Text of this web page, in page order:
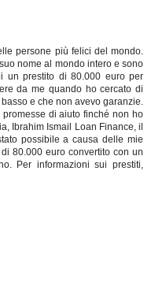
persone più felici del mondo.
nome al mondo intero e sono
un prestito di 80.000 euro per
da me quando ho cercato di
e che non avevo garanzie.
di aiuto finché non ho
Ibrahim Ismail Loan Finance, il
possibile a causa delle mie
80.000 euro convertito con un
Per informazioni sui prestiti,